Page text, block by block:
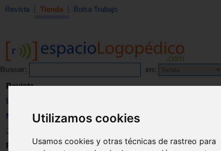
Utilizamos cookies
Usamos cookies y otras técnicas de rastreo para
Revista Tienda Bolsa Trabajo
Buscar: en:
Revista
Libros
Material
Juguetes
Formación